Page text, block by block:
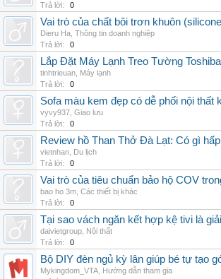
Trả lời:
0
Vai trò của chất bôi trơn khuôn
Dieru Ha Thông tin doanh nghiệp
Trả lời:
0
Lắp Đặt Máy Lạnh Treo Tường
tinhtrieuan Máy lạnh
Trả lời:
0
Sofa màu kem đẹp có dễ phối nội thất
vyvy937 Giao lưu
Trả lời:
0
Review hồ Than Thở Đà Lạt: Có gì
vietnhan Du lịch
Trả lời:
0
Vai trò của tiêu chuẩn bảo hộ COV
bao ho 3m Các thiết bị khác
Trả lời:
0
Tại sao vách ngăn kết hợp kệ tivi là
daivietgroup Nội thất
Trả lời:
0
Bộ DIY đèn ngủ kỳ lân giúp bé tự tạo
Mykingdom_VTA Hướng dẫn tham gia